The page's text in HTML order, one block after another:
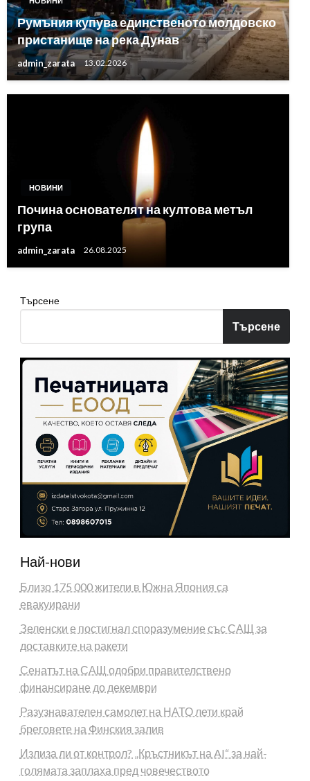
Румъния купува единственото молдовско
пристанище на река Дунав
admin_zarata 13.02.2026
НОВИНИ
Почина основателят на култова метъл
група
admin_zarata 26.08.2025
Търсене
Търсене
Най-нови
Близо 175 000 жители в Южна Япония са
евакуирани
Зеленски е постигнал споразумение със САЩ за
доставките на ракети
Сенатът на САЩ одобри правителствено
финансиране до декември
Разузнавателен самолет на НАТО лети край
бреговете на Финския залив
Излиза ли от контрол? „Кръстникът на AI“ за най-
голямата заплаха пред човечеството